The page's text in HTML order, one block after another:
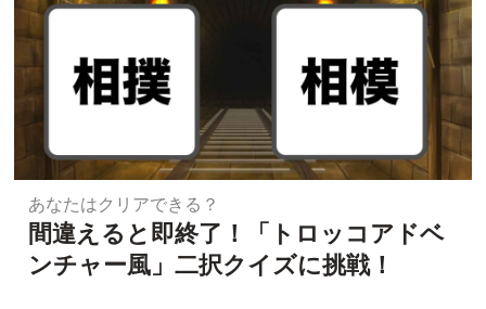
あなたはクリアできる？
間違えると即終了！「トロッコアドベ
ンチャー風」二択クイズに挑戦！